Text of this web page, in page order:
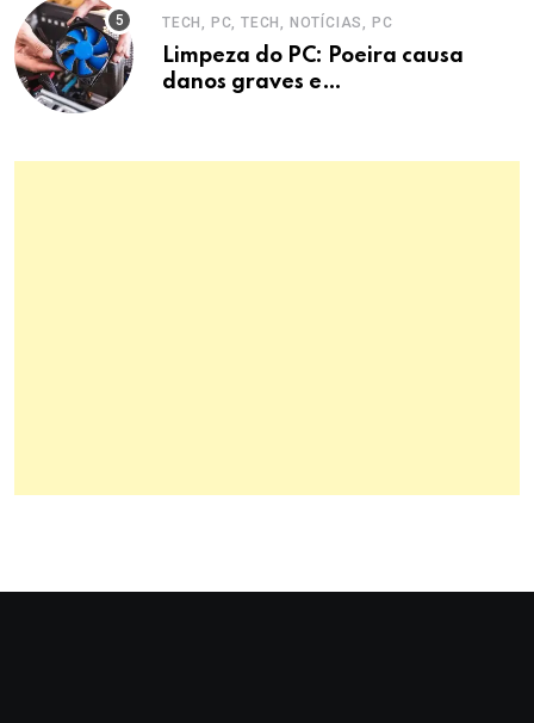
TECH, PC, TECH, NOTÍCIAS, PC
Limpeza do PC: Poeira causa
danos graves e